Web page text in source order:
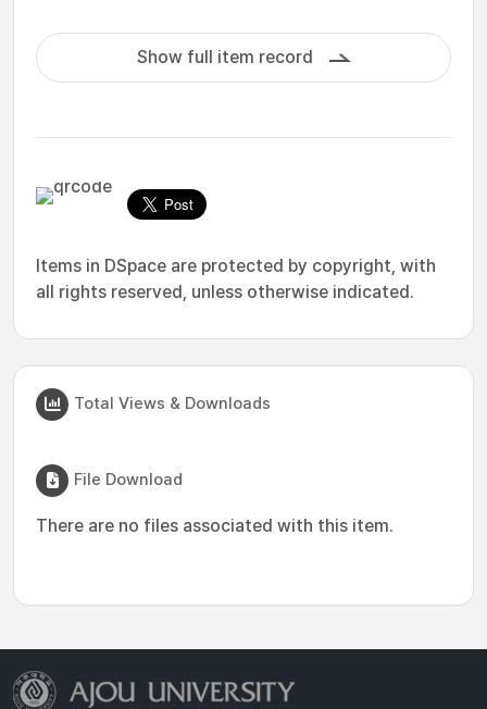
Show full item record
Items in DSpace are protected by copyright, with
all rights reserved, unless otherwise indicated.
Total Views & Downloads
File Download
There are no files associated with this item.